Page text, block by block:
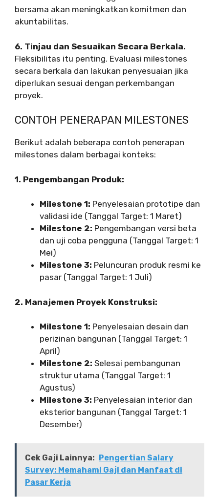
bersama akan meningkatkan komitmen dan
akuntabilitas.
6. Tinjau dan Sesuaikan Secara Berkala.
Fleksibilitas itu penting. Evaluasi milestones
secara berkala dan lakukan penyesuaian jika
diperlukan sesuai dengan perkembangan
proyek.
CONTOH PENERAPAN MILESTONES
Berikut adalah beberapa contoh penerapan
milestones dalam berbagai konteks:
1. Pengembangan Produk:
Milestone 1: Penyelesaian prototipe dan
validasi ide (Tanggal Target: 1 Maret)
Milestone 2: Pengembangan versi beta
dan uji coba pengguna (Tanggal Target: 1
Mei)
Milestone 3: Peluncuran produk resmi ke
pasar (Tanggal Target: 1 Juli)
2. Manajemen Proyek Konstruksi:
Milestone 1: Penyelesaian desain dan
perizinan bangunan (Tanggal Target: 1
April)
Milestone 2: Selesai pembangunan
struktur utama (Tanggal Target: 1
Agustus)
Milestone 3: Penyelesaian interior dan
eksterior bangunan (Tanggal Target: 1
Desember)
Cek Gaji Lainnya: Pengertian Salary
Survey: Memahami Gaji dan Manfaat di
Pasar Kerja